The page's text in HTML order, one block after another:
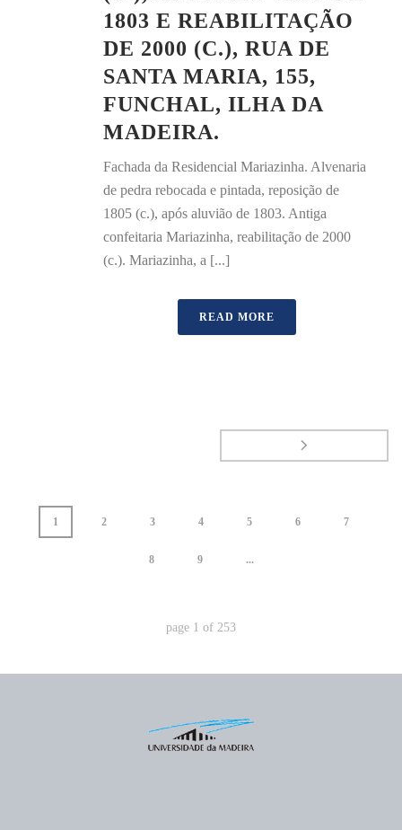
1803 E REABILITAÇÃO
DE 2000 (C.), RUA DE
SANTA MARIA, 155,
FUNCHAL, ILHA DA
MADEIRA.
Fachada da Residencial Mariazinha. Alvenaria
de pedra rebocada e pintada, reposição de
1805 (c.), após aluvião de 1803. Antiga
confeitaria Mariazinha, reabilitação de 2000
(c.). Mariazinha, a [...]
READ MORE
1 2 3 4 5 6 7
8 9 ...
page 1 of 253